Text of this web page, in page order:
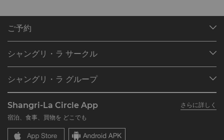
ご予約
ご予約の検索
レストラン＆バー
シャングリ・ラ サークル
シャングリ・ラ サークルに入会
よくあるお問合せや質問
SLCに関するお問い合わせ
シャングリ・ラ グループ
シャングリ・ラ ブランド
シャングリ・ラ センター
レジデンス
採用情報
企業の社会的責任
ニュース
Shangri-La Circle App
さらに詳しく
宿泊、食事、買物を どこでも